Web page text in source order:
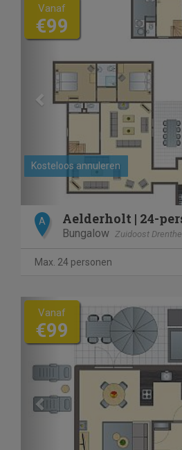
Kosteloos annuleren
Vanaf
€99
A
Bungalow Zuidoost Drenthe
Max. 24 personen
Previous
Vanaf
€99